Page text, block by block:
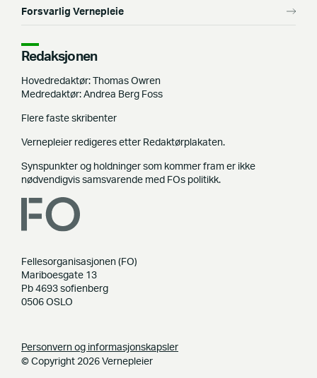
Forsvarlig Vernepleie
Redaksjonen
Hovedredaktør: Thomas Owren
Medredaktør: Andrea Berg Foss
Flere faste skribenter
Vernepleier redigeres etter Redaktørplakaten.
Synspunkter og holdninger som kommer fram er ikke
nødvendigvis samsvarende med FOs politikk.
Fellesorganisasjonen (FO)
Mariboesgate 13
Pb 4693 sofienberg
0506 OSLO
© Copyright 2026 Vernepleier
Personvern og informasjonskapsler